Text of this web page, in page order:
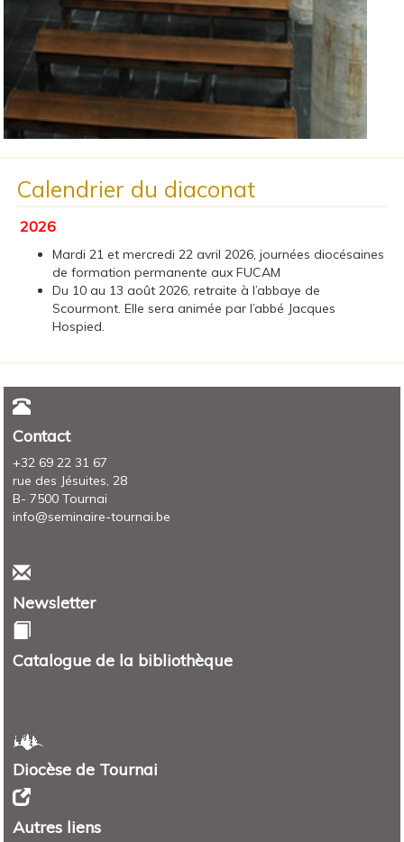
Calendrier du diaconat
2026
Mardi 21 et mercredi 22 avril 2026, journées diocésaines
de formation permanente aux FUCAM
Du 10 au 13 août 2026, retraite à l’abbaye de
Scourmont. Elle sera animée par l’abbé Jacques
Hospied.
Contact
+32 69 22 31 67
rue des Jésuites, 28
B- 7500 Tournai
info@seminaire-tournai.be
Newsletter
Catalogue de la bibliothèque
Diocèse de Tournai
Autres liens